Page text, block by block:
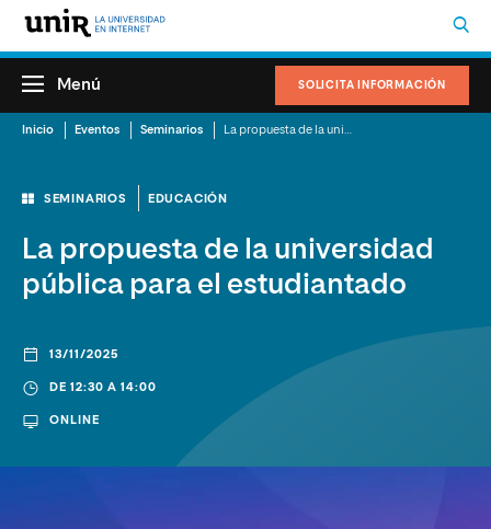
SOLICITA INFORMACIÓN
Menú
Inicio Eventos Seminarios
SEMINARIOS EDUCACIÓN
La propuesta de la universidad
pública para el estudiantado
13/11/2025
DE 12:30 A 14:00
ONLINE